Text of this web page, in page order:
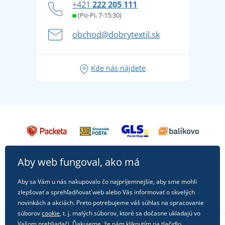
Letné dobrodružstvo sa začína balením alebo
pripravte sa na dovolenku bez starostí
Tipy na svieže outfity pre pohodové leto
+421 222 205 111
(Po-Pi, 7-15:30)
obchod@dobrytextil.sk
Kde nás nájdete
Aby web fungoval, ako má
Aby sa Vám u nás nakupovalo čo najpríjemnejšie, aby sme mohli
zlepšovať a sprehľadňovať web alebo Vás informovať o skvelých
novinkách a akciách. Preto potrebujeme váš súhlas na spracovanie
súborovcookie, t. j. malých súborov, ktoré sa dočasne ukladajú vo